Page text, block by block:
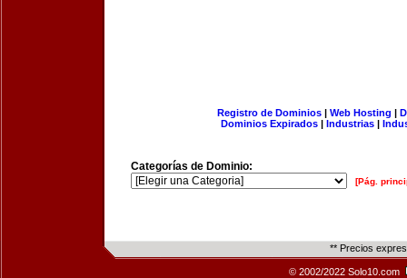
Registro de Dominios| Web Hosting |
Dominios Expirados | Industrias |
Categorías de Dominio:
[Pág.
** Precios
© 2002/2022 Solo10.com